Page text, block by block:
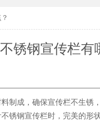
锈钢宣传栏有
制成，确保宣传栏不生锈
锈钢宣传栏时，完美的形